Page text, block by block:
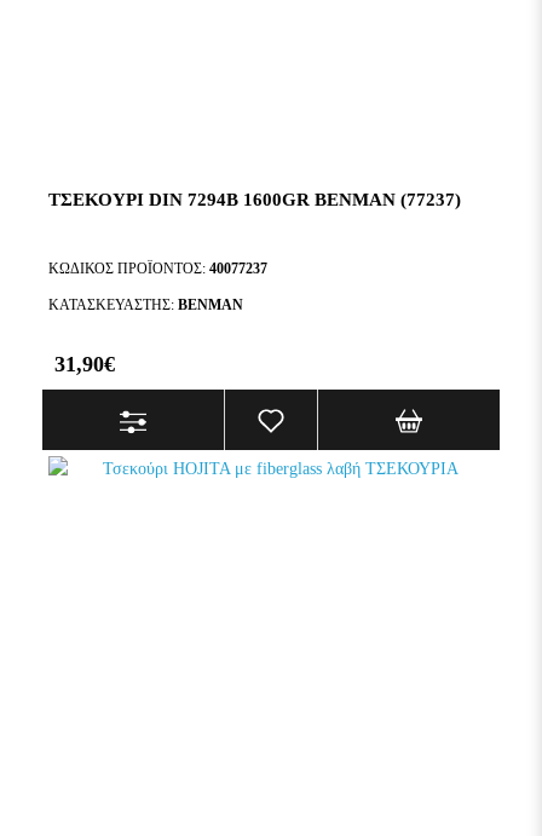
ΤΣΕΚΟΥΡΙ DIN 7294B 1600GR BENMAN (77237)
ΚΩΔΙΚΌΣ ΠΡΟΪΌΝΤΟΣ: 40077237
ΚΑΤΑΣΚΕΥΑΣΤΉΣ: BENMAN
31,90€